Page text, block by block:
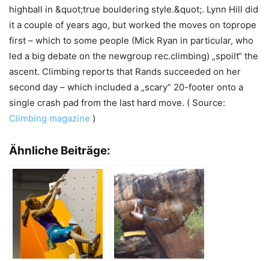
highball in &quot;true bouldering style.&quot;. Lynn Hill did
it a couple of years ago, but worked the moves on toprope
first – which to some people (Mick Ryan in particular, who
led a big debate on the newgroup rec.climbing) „spoilt“ the
ascent. Climbing reports that Rands succeeded on her
second day – which included a „scary“ 20-footer onto a
single crash pad from the last hard move. ( Source:
Climbing magazine )
Ähnliche Beiträge: